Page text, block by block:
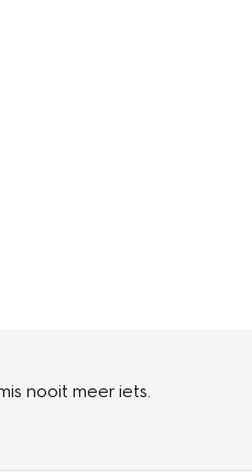
nooit meer iets.